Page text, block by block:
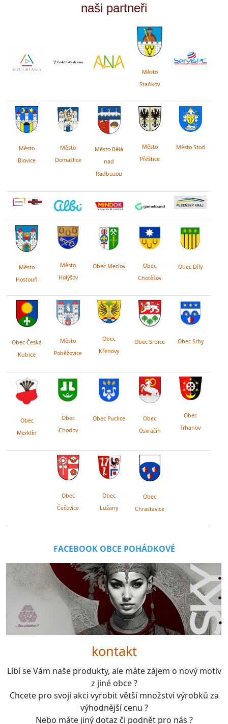
naši partneři
Město
Staňkov
Město
Blovice
Město
Domažlice
Město Bělá
nad
Radbuzou
Město
Přeštice
Město Stod
Město
Hostouň
Město
Holýšov
Obec Meclov
Obec
Chotěšov
Obec Díly
Obec Česká
Kubice
Město
Poběžovice
Obec
Křenovy
Obec Srbice Obec Srby
Obec
Merklín
Obec
Chodov
Obec Puclice
Obec
Osvračín
Obec
Trhanov
Obec
Čečovice
Obec
Lužany
Obec
Chrastavice
FACEBOOK OBCE POHÁDKOVÉ
kontakt
Líbí se Vám naše produkty, ale máte zájem o nový motiv
z jiné obce ?
Chcete pro svoji akci vyrobit větší množství výrobků za
výhodnější cenu ?
Nebo máte jiný dotaz či podnět pro nás ?